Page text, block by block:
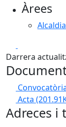
Àrees
Darrera
Acta
Adreces i